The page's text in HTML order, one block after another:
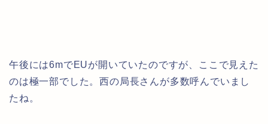
午後には6mでEUが開いていたのですが、ここで見えた
のは極一部でした。西の局長さんが多数呼んでいまし
たね。